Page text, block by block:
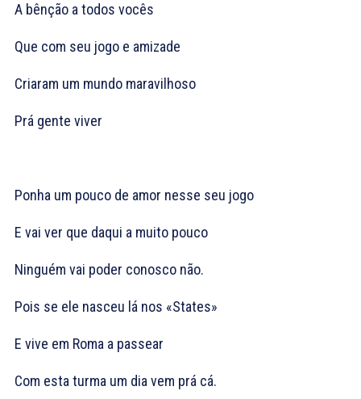
A bênção a todos vocês
Que com seu jogo e amizade
Criaram um mundo maravilhoso
Prá gente viver
Ponha um pouco de amor nesse seu jogo
E vai ver que daqui a muito pouco
Ninguém vai poder conosco não.
Pois se ele nasceu lá nos «States»
E vive em Roma a passear
Com esta turma um dia vem prá cá.